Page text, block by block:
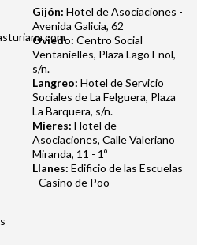
Gijón: Hotel de Asociaciones -
Avenida Galicia, 62
Oviedo: Centro Social
Ventanielles, Plaza Lago Enol,
s/n.
Langreo: Hotel de Servicio
Sociales de La Felguera, Plaza
La Barquera, s/n.
Mieres: Hotel de
Asociaciones, Calle Valeriano
Miranda, 11 - 1º
Llanes: Edificio de las Escuelas
- Casino de Poo